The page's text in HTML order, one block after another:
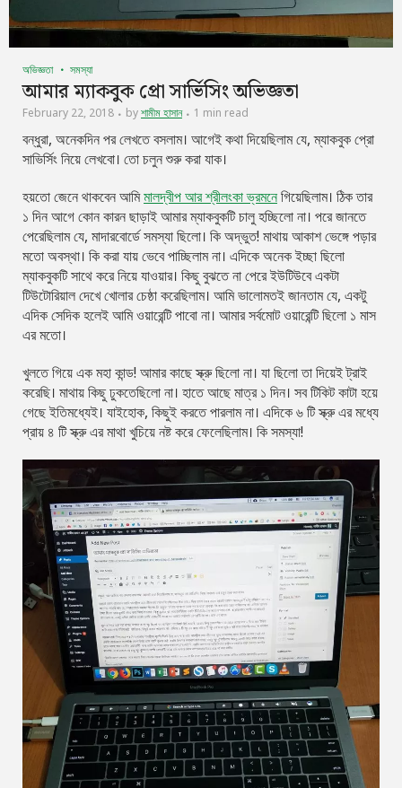
অভিজ্ঞতা সমস্যা
আমার ম্যাকবুক প্রো সার্ভিসিং অভিজ্ঞতা
February 22, 2018 byশামীম হাসান 1 min read
বন্ধুরা, অনেকদিন পর লেখতে বসলাম। আগেই কথা দিয়েছিলাম যে, ম্যাকবুক প্রো
সাভির্সিং নিয়ে লেখবো। তো চলুন শুরু করা যাক।
হয়তো জেনে থাকবেন আমিমালদ্বীপ আর শ্রীলংকা ভ্রমনেগিয়েছিলাম। ঠিক তার
১ দিন আগে কোন কারন ছাড়াই আমার ম্যাকবুকটি চালু হচ্ছিলো না। পরে জানতে
পেরেছিলাম যে, মাদারবোর্ডে সমস্যা ছিলো। কি অদ্ভুত! মাথায় আকাশ ভেঙ্গে পড়ার
মতো অবস্থা। কি করা যায় ভেবে পাচ্ছিলাম না। এদিকে অনেক ইচ্ছা ছিলো
ম্যাকবুকটি সাথে করে নিয়ে যাওয়ার। কিছু বুঝতে না পেরে ইউটিউবে একটা
টিউটোরিয়াল দেখে খোলার চেষ্ঠা করেছিলাম। আমি ভালোমতই জানতাম যে, একটু
এদিক সেদিক হলেই আমি ওয়ারেন্টি পাবো না। আমার সর্বমোট ওয়ারেন্টি ছিলো ১ মাস
এর মতো।
খুলতে গিয়ে এক মহা কান্ড! আমার কাছে স্ক্রু ছিলো না। যা ছিলো তা দিয়েই ট্রাই
করেছি। মাথায় কিছু ঢুকতেছিলো না। হাতে আছে মাত্র ১ দিন। সব টিকিট কাটা হয়ে
গেছে ইতিমধ্যেই। যাইহোক, কিছুই করতে পারলাম না। এদিকে ৬ টি স্ক্রু এর মধ্যে
প্রায় ৪ টি স্ক্রু এর মাথা খুচিয়ে নষ্ট করে ফেলেছিলাম। কি সমস্যা!